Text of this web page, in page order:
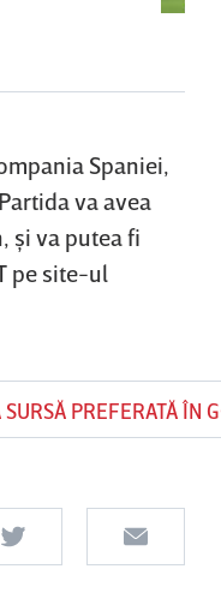
Spaniei,
va avea
şi va putea fi
pe site-ul
SURSĂ PREFERATĂ ÎN